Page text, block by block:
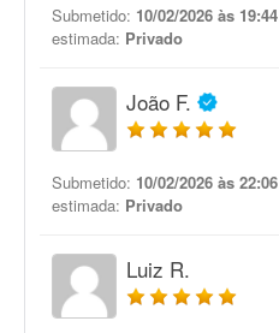
Submetido: 10/02/2026 às 19:44
estimada: Privado
João F.
Submetido: 10/02/2026 às 22:06
estimada: Privado
Luiz R.